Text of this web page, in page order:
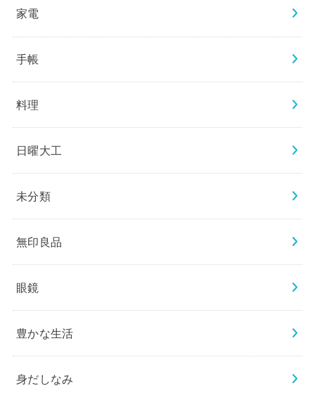
家電
手帳
料理
日曜大工
未分類
無印良品
眼鏡
豊かな生活
身だしなみ